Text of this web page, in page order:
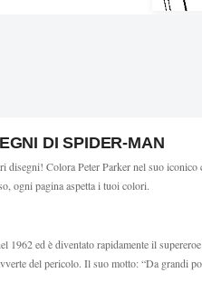
DI SPIDER-MAN
Colora Peter Parker nel suo
ogni pagina aspetta i tuoi colori.
1962 ed è diventato rapidamente il
del pericolo. Il suo motto: “Da